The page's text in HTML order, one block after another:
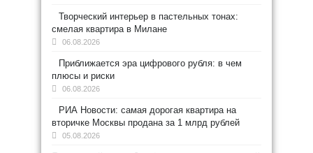
Творческий интерьер в пастельных тонах:
смелая квартира в Милане
06.08.2026
Приближается эра цифрового рубля: в чем
плюсы и риски
06.08.2026
РИА Новости: самая дорогая квартира на
вторичке Москвы продана за 1 млрд рублей
05.08.2026